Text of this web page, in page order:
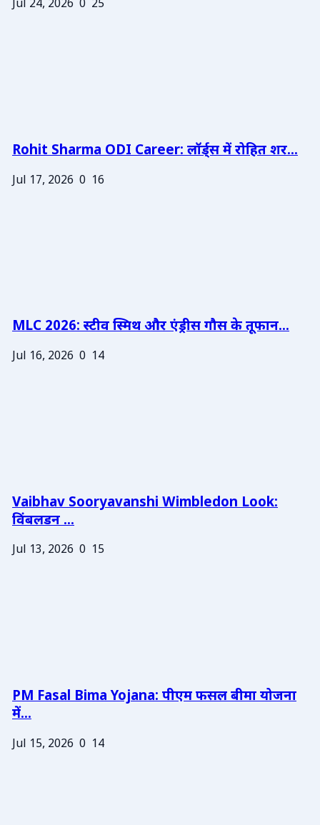
Jul 24, 2026 0 25
Rohit Sharma ODI Career: लॉर्ड्स में रोहित शर...
Jul 17, 2026 0 16
MLC 2026: स्टीव स्मिथ और एंड्रीस गौस के तूफान...
Jul 16, 2026 0 14
Vaibhav Sooryavanshi Wimbledon Look:
विंबलडन ...
Jul 13, 2026 0 15
PM Fasal Bima Yojana: पीएम फसल बीमा योजना
में...
Jul 15, 2026 0 14